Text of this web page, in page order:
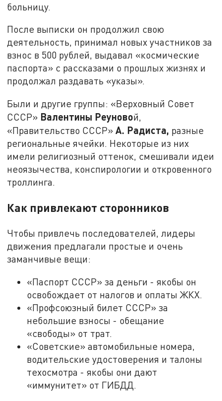
больницу.
После выписки он продолжил свою
деятельность, принимал новых участников за
взнос в 500 рублей, выдавал «космические
паспорта» с рассказами о прошлых жизнях и
продолжал раздавать «указы».
Были и другие группы: «Верховный Совет
СССР» Валентины Реуновой,
«Правительство СССР»А. Радиста, разные
региональные ячейки. Некоторые из них
имели религиозный оттенок, смешивали идеи
неоязычества, конспирологии и откровенного
троллинга.
Как привлекают сторонников
Чтобы привлечь последователей, лидеры
движения предлагали простые и очень
заманчивые вещи:
«Паспорт СССР» за деньги - якобы он
освобождает от налогов и оплаты ЖКХ.
«Профсоюзный билет СССР» за
небольшие взносы - обещание
«свободы» от трат.
«Советские» автомобильные номера,
водительские удостоверения и талоны
техосмотра - якобы они дают
«иммунитет» от ГИБДД.